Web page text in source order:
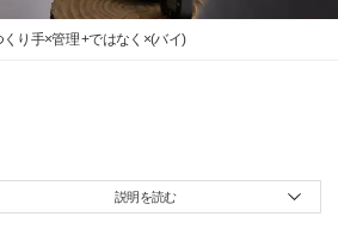
り手×管理 +ではなく×(バイ)
説明を読む